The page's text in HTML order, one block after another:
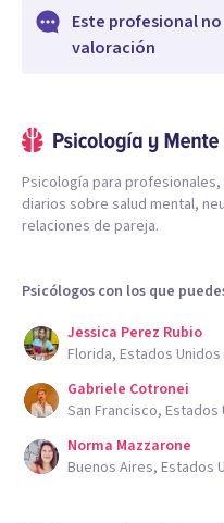
Este profesional
valoración
Psicología para
diarios sobre salud mental,
relaciones de pareja.
Psicólogos con los que
Jessica Perez Rubio
Florida, Estados
Gabriele Cotronei
San Francisco,
Norma Mazzarone
Buenos Aires, Estados